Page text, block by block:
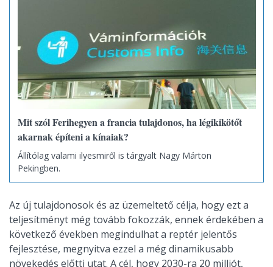
Mit szól Ferihegyen a francia tulajdonos, ha légikikötőt
akarnak építeni a kínaiak?
Állítólag valami ilyesmiről is tárgyalt Nagy Márton
Pekingben.
Az új tulajdonosok és az üzemeltető célja, hogy ezt a
teljesítményt még tovább fokozzák, ennek érdekében a
következő években megindulhat a reptér jelentős
fejlesztése, megnyitva ezzel a még dinamikusabb
növekedés előtti utat. A cél, hogy 2030-ra 20 milliót,